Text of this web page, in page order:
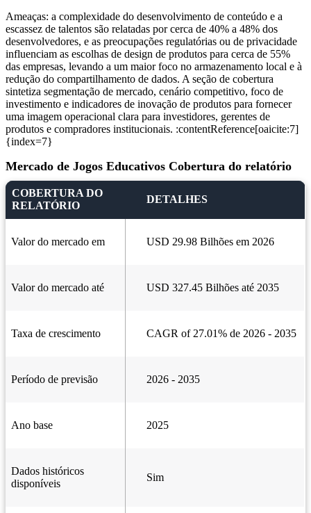
Ameaças: a complexidade do desenvolvimento de conteúdo e a
escassez de talentos são relatadas por cerca de 40% a 48% dos
desenvolvedores, e as preocupações regulatórias ou de privacidade
influenciam as escolhas de design de produtos para cerca de 55%
das empresas, levando a um maior foco no armazenamento local e à
redução do compartilhamento de dados. A seção de cobertura
sintetiza segmentação de mercado, cenário competitivo, foco de
investimento e indicadores de inovação de produtos para fornecer
uma imagem operacional clara para investidores, gerentes de
produtos e compradores institucionais. :contentReference[oaicite:7]
{index=7}
Mercado de Jogos Educativos Cobertura do relatório
COBERTURA DO
RELATÓRIO
DETALHES
Valor do mercado em USD 29.98 Bilhões em 2026
Valor do mercado até USD 327.45 Bilhões até 2035
Taxa de crescimento CAGR of 27.01% de 2026 - 2035
Período de previsão 2026 - 2035
Ano base 2025
Dados históricos
disponíveis
Sim